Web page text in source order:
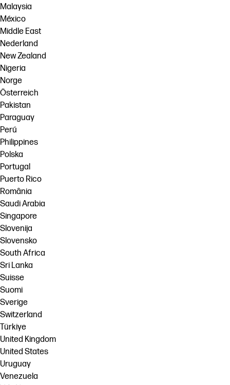
Malaysia
México
Middle East
Nederland
New Zealand
Nigeria
Norge
Österreich
Pakistan
Paraguay
Perú
Philippines
Polska
Portugal
Puerto Rico
România
Saudi Arabia
Singapore
Slovenija
Slovensko
South Africa
Sri Lanka
Suisse
Suomi
Sverige
Switzerland
Türkiye
United Kingdom
United States
Uruguay
Venezuela